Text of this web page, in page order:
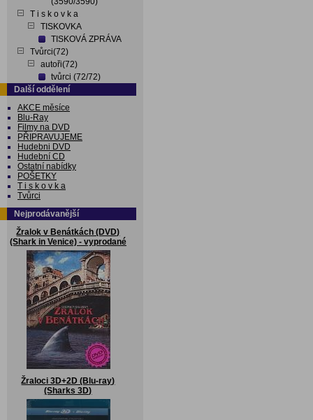
T i s k o v k a
TISKOVKA
TISKOVÁ ZPRÁVA
Tvůrci(72)
autoři(72)
tvůrci (72/72)
Další oddělení
AKCE měsíce
Blu-Ray
Filmy na DVD
PŘIPRAVUJEME
Hudebni DVD
Hudební CD
Ostatní nabídky
POŠETKY
T i s k o v k a
Tvůrci
Nejprodávanější
Žralok v Benátkách (DVD)
(Shark in Venice) - vyprodané
Žraloci 3D+2D (Blu-ray)
(Sharks 3D)